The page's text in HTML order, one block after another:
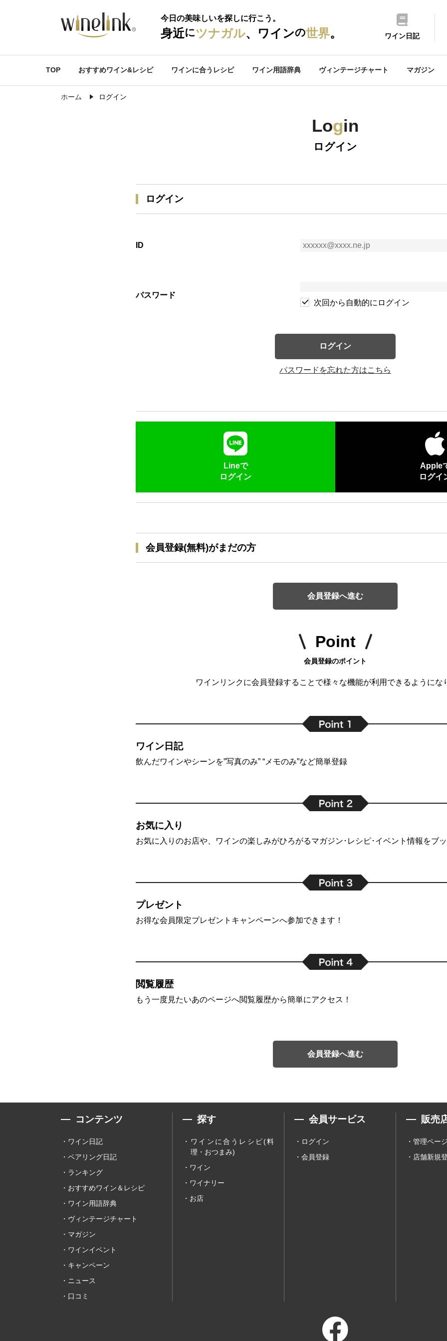
今日の美味しいを探しに行こう。
身近にツナガル、ワインの世界。 ワイン日記
TOP おすすめワイン&レシピ ワインに合うレシピ ワイン用語辞典 ヴィンテージチャート マガジン
ホーム ログイン
Login
ログイン
ログイン
ID
パスワード
次回から自動的にログイン
ログイン
パスワードを忘れた方はこちら
Lineで
ログイン
Apple
ログイ
会員登録(無料)がまだの方
会員登録へ進む
Point
会員登録のポイント
ワインリンクに会員登録することで様々な機能が利用できるようにな
ワイン日記
飲んだワインやシーンを”写真のみ” “メモのみ”など簡単登録
お気に入り
お気に入りのお店や、ワインの楽しみがひろがるマガジン･レシピ･イベント情報をブ
プレゼント
お得な会員限定プレゼントキャンペーンへ参加できます！
閲覧履歴
もう一度見たいあのページへ閲覧履歴から簡単にアクセス！
会員登録へ進む
コンテンツ
ワイン日記
ペアリング日記
ランキング
おすすめワイン＆レシピ
ワイン用語辞典
ヴィンテージチャート
マガジン
ワインイベント
キャンペーン
ニュース
口コミ
探す
ワインに合うレシピ(料
理・おつまみ)
ワイン
ワイナリー
お店
会員サービス
ログイン
会員登録
販売
管理ペー
店舗新規